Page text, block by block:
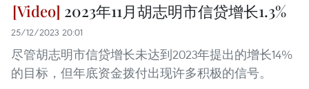
2023年11月胡志明市信贷增长1.3%
25/12/2023 20:01
尽管胡志明市信贷增长未达到2023年提出的增长14%
的目标，但年底资金拨付出现许多积极的信号。